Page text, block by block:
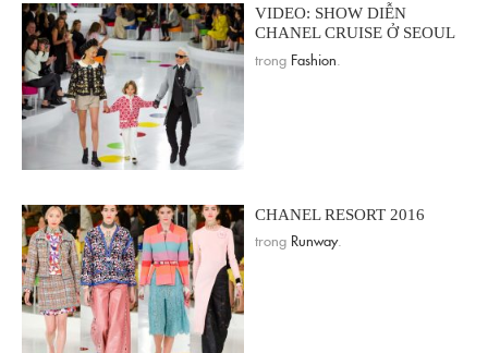
VIDEO: SHOW DIỄN
CHANEL CRUISE Ở SEOUL
trong Fashion
CHANEL RESORT 2016
trong Runway.